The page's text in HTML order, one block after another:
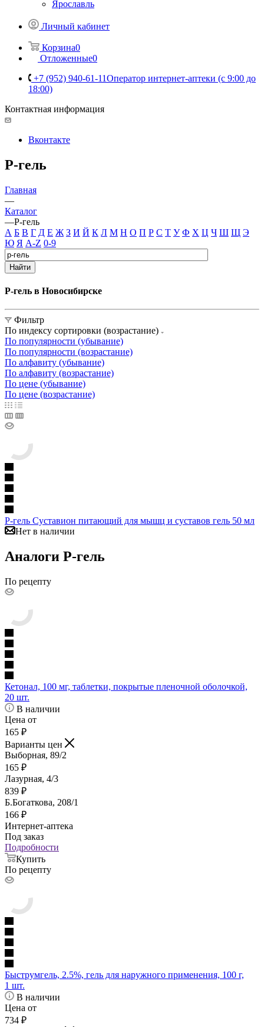
Ярославль
Личный кабинет
Корзина0
Отложенные0
+7 (952) 940-61-11Оператор интернет-аптеки (с 9:00 до
18:00)
Контактная информация
Вконтакте
Р-гель
Главная
—
Каталог
—Р-гель
А Б В Г Д Е Ж З И Й К Л М Н О П Р С Т У Ф Х Ц Ч Ш Щ Э
Ю Я A-Z 0-9
Найти
Р-гель в Новосибирске
Фильтр
По индексу сортировки (возрастание)
По популярности (убывание)
По популярности (возрастание)
По алфавиту (убывание)
По алфавиту (возрастание)
По цене (убывание)
По цене (возрастание)
Р-гель Суставион питающий для мышц и суставов гель 50 мл
Нет в наличии
Аналоги Р-гель
По рецепту
Кетонал, 100 мг, таблетки, покрытые пленочной оболочкой,
20 шт.
В наличии
Цена от
165 ₽
Варианты цен
Выборная, 89/2
165 ₽
Лазурная, 4/3
839 ₽
Б.Богаткова, 208/1
166 ₽
Интернет-аптека
Под заказ
Подробности
Купить
По рецепту
Быструмгель, 2.5%, гель для наружного применения, 100 г,
1 шт.
В наличии
Цена от
734 ₽